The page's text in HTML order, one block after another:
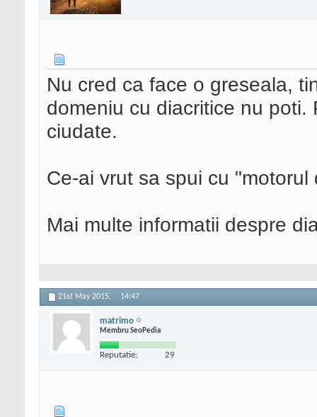
Nu cred ca face o greseala,
domeniu cu diacritice nu
ciudate.
Ce-ai vrut sa spui cu
Mai multe informatii despre
21st May 2015, 14:47
matrimo
Membru SeoPedia
Reputatie: 29